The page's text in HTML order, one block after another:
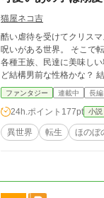
猫屋ネコ吉
酷い虐待を受けてクリス
呪いがある世界。 そこで
各種王族、民達に美味し
ど
ファンタジー 連載中 長編
24h.ポイント 177pt 小説
異世界 転生 ほのぼ